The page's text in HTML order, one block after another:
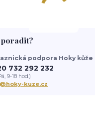
podpora Hoky kůže
732 292 232
9-18 hod.)
kuze.cz